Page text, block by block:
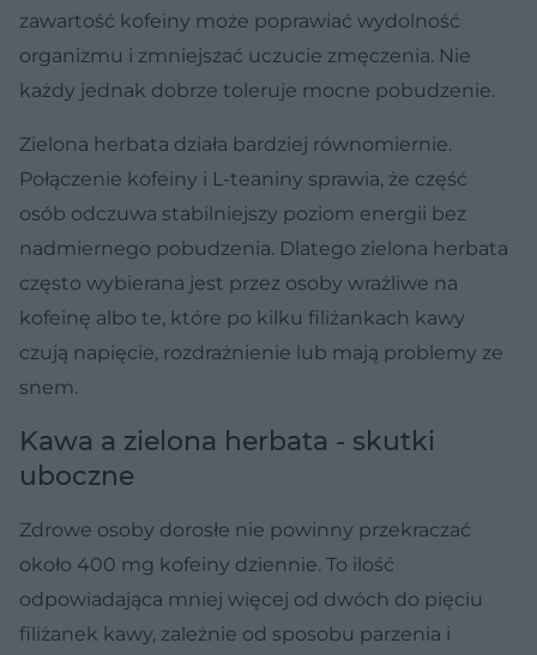
zawartość kofeiny może poprawiać wydolność
organizmu i zmniejszać uczucie zmęczenia. Nie
każdy jednak dobrze toleruje mocne pobudzenie.
Zielona herbata działa bardziej równomiernie.
Połączenie kofeiny i L-teaniny sprawia, że część
osób odczuwa stabilniejszy poziom energii bez
nadmiernego pobudzenia. Dlatego zielona herbata
często wybierana jest przez osoby wrażliwe na
kofeinę albo te, które po kilku filiżankach kawy
czują napięcie, rozdrażnienie lub mają problemy ze
snem.
Kawa a zielona herbata - skutki
uboczne
Zdrowe osoby dorosłe nie powinny przekraczać
około 400 mg kofeiny dziennie. To ilość
odpowiadająca mniej więcej od dwóch do pięciu
filiżanek kawy, zależnie od sposobu parzenia i